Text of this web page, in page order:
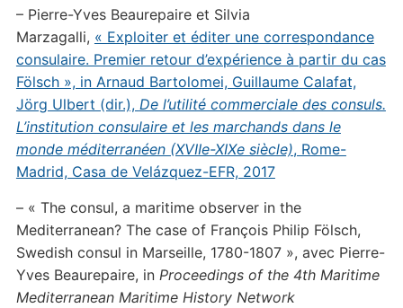
– Pierre-Yves Beaurepaire et Silvia
Marzagalli, « Exploiter et éditer une correspondance
consulaire. Premier retour d’expérience à partir du cas
Fölsch », in Arnaud Bartolomei, Guillaume Calafat,
Jörg Ulbert (dir.), De l’utilité commerciale des consuls.
L’institution consulaire et les marchands dans le
monde méditerranéen (XVIIe-XIXe siècle), Rome-
Madrid, Casa de Velázquez-EFR, 2017
– « The consul, a maritime observer in the
Mediterranean? The case of François Philip Fölsch,
Swedish consul in Marseille, 1780-1807 », avec Pierre-
Yves Beaurepaire, in Proceedings of the 4th Maritime
Mediterranean Maritime History Network